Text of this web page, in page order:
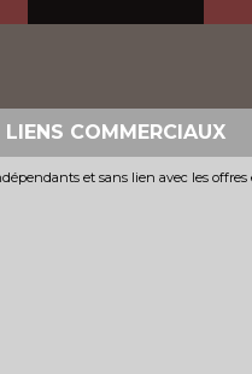
LIENS COMMERCIAUX
et sans lien avec les